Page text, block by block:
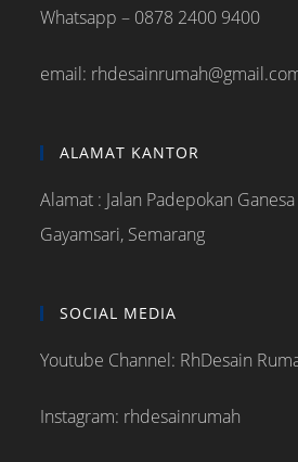
Whatsapp – 0878 2400 9400
email:
ALAMAT KANTOR
Alamat : Jalan Padepokan
Gayamsari, Semarang
SOCIAL MEDIA
Youtube Channel: RhDesain
Instagram: rhdesainrumah